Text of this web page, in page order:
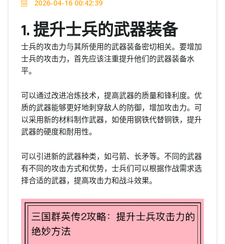
2026-04-16 00:42:39
1. 提升士兵的武器装备
士兵的攻击力与其所使用的武器装备密切相关。要增加
士兵的攻击力，首先应该注重提升他们的武器装备水
平。
可以通过改进冶炼技术，提高武器的质量和锋利度。优
质的武器能够更好地刺穿敌人的防御，增加攻击力。可
以采用新的材料制作武器，如使用钢铁代替铜铁，提升
武器的硬度和耐用性。
可以引进新的武器种类，如弓箭、长矛等。不同的武器
有不同的攻击方式和优势，士兵们可以根据作战需求选
择合适的武器，提高攻击力和战斗效果。